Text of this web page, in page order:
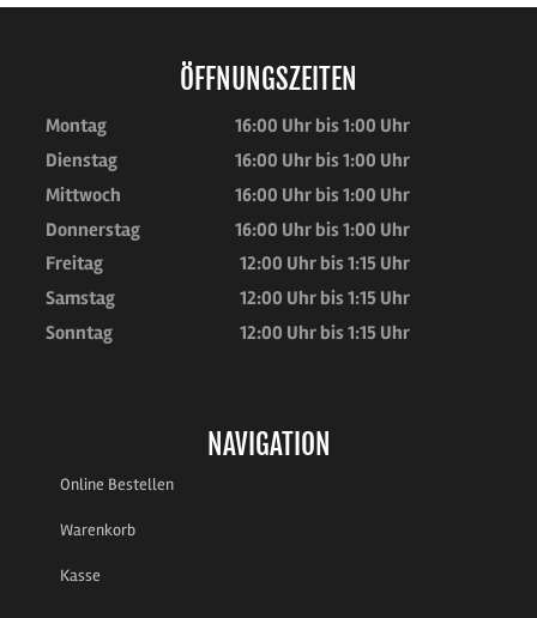
ÖFFNUNGSZEITEN
Montag
16:00 Uhr bis 1:00 Uhr
Dienstag
16:00 Uhr bis 1:00 Uhr
Mittwoch
16:00 Uhr bis 1:00 Uhr
Donnerstag
16:00 Uhr bis 1:00 Uhr
Freitag
12:00 Uhr bis 1:15 Uhr
Samstag
12:00 Uhr bis 1:15 Uhr
Sonntag
12:00 Uhr bis 1:15 Uhr
NAVIGATION
Online Bestellen
Warenkorb
Kasse